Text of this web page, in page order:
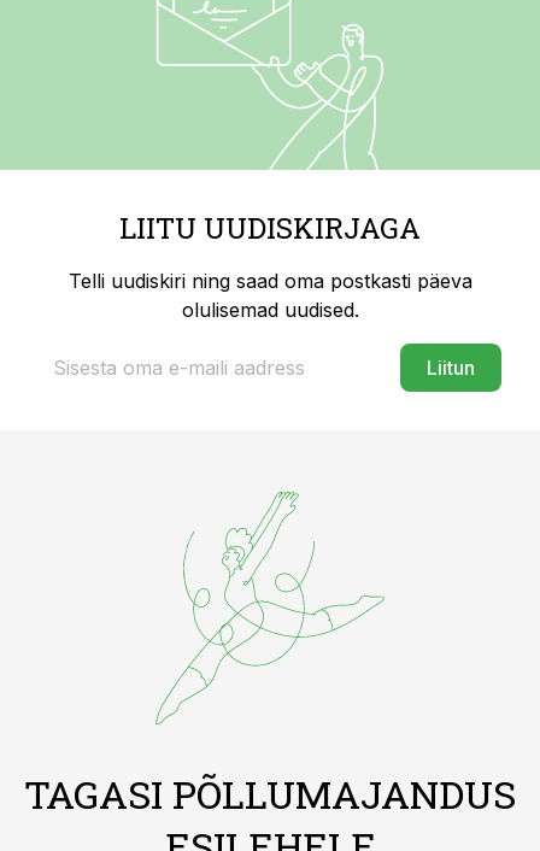
LIITU UUDISKIRJAGA
Telli uudiskiri ning saad oma postkasti päeva
olulisemad uudised.
Liitun
TAGASI PÕLLUMAJANDUS